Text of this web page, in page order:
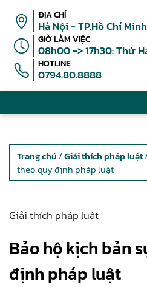
ĐỊA CHỈ
Hà Nội - TP.Hồ Chí Minh
GIỜ LÀM VIỆC
08h00 -> 17h30: Thứ
HOTLINE
0794.80.8888
Trang chủ /Giải thích pháp luật
theo quy định pháp luật
Giải thích pháp luật
Bảo hộ kịch bản
định pháp luật